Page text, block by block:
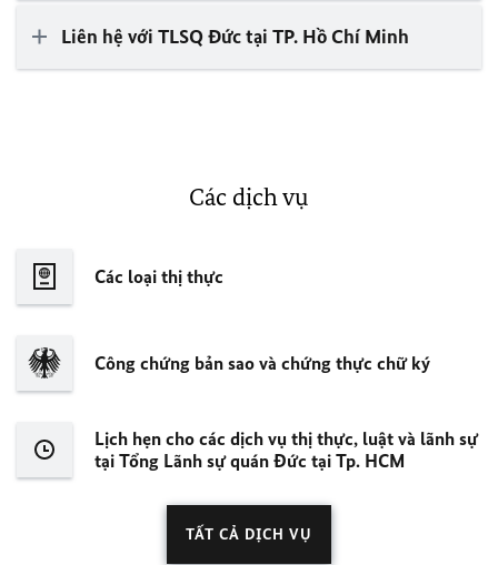
Liên hệ với TLSQ Đức tại TP. Hồ Chí Minh
Các dịch vụ
Các loại thị thực
Công chứng bản sao và chứng thực chữ ký
Lịch hẹn cho các dịch vụ thị thực, luật và lãnh sự
tại Tổng Lãnh sự quán Đức tại Tp. HCM
TẤT CẢ DỊCH VỤ